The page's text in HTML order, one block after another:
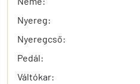
Nyereg:
Nyeregcső:
Pedál:
Váltókar: